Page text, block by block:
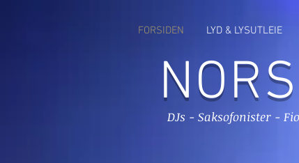
FORSIDEN LYD & LYSUTLEIE
DJs - Saksofonister -